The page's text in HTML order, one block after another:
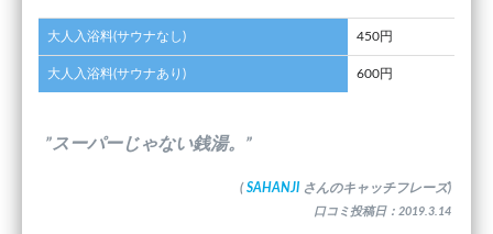
大人入浴料(サウナなし) 450円
大人入浴料(サウナあり) 600円
”スーパーじゃない銭湯。”
( SAHANJI さんのキャッチフレーズ)
口コミ投稿日：2019.3.14